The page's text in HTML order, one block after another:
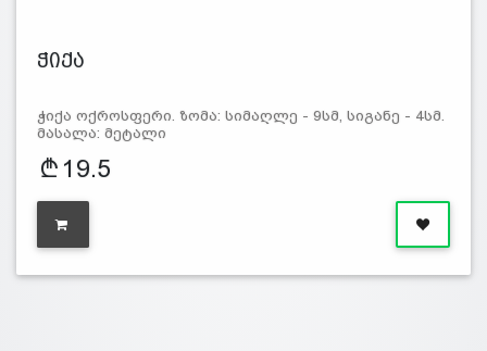
ჭიქა
ჭიქა ოქროსფერი. ზომა: სიმაღლე - 9სმ, სიგანე - 4სმ.
მასალა: მეტალი
19.5